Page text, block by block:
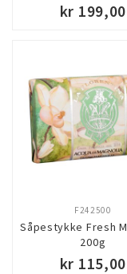
kr 199,00
Såpestykke Fresh
200g
F242500
kr 115,00